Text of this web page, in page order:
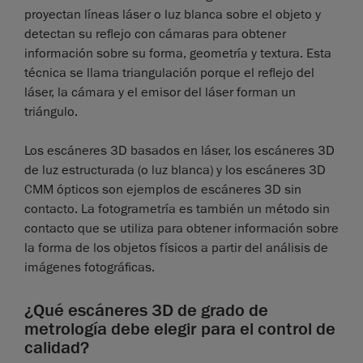
proyectan líneas láser o luz blanca sobre el objeto y
detectan su reflejo con cámaras para obtener
información sobre su forma, geometría y textura. Esta
técnica se llama triangulación porque el reflejo del
láser, la cámara y el emisor del láser forman un
triángulo.
Los escáneres 3D basados en láser, los escáneres 3D
de luz estructurada (o luz blanca) y los escáneres 3D
CMM ópticos son ejemplos de escáneres 3D sin
contacto. La fotogrametría es también un método sin
contacto que se utiliza para obtener información sobre
la forma de los objetos físicos a partir del análisis de
imágenes fotográficas.
¿Qué escáneres 3D de grado de
metrología debe elegir para el control de
calidad?